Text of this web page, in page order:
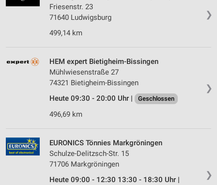
❯
Friesenstr. 23
71640 Ludwigsburg
499,14 km
❯
HEM expert Bietigheim-Bissingen
Mühlwiesenstraße 27
74321 Bietigheim-Bissingen
Heute 09:30 - 20:00 Uhr |
Geschlossen
496,69 km
❯
EURONICS Tönnies Markgröningen
Schulze-Delitzsch-Str. 15
71706 Markgröningen
Heute 09:00 - 12:30 13:30 - 18:30 Uhr |